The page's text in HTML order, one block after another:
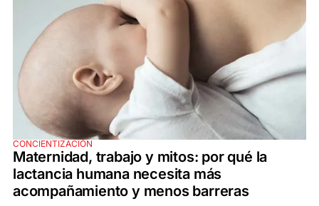
CONCIENTIZACIÓN
Maternidad, trabajo y mitos: por qué la
lactancia humana necesita más
acompañamiento y menos barreras